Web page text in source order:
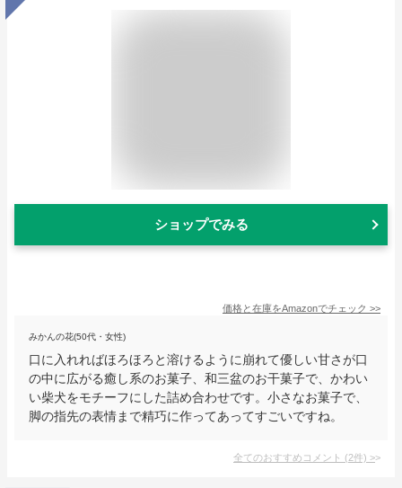
ショップでみる
価格と在庫をAmazonでチェック >>
みかんの花(50代・女性)
口に入れればほろほろと溶けるように崩れて優しい甘さが口
の中に広がる癒し系のお菓子、和三盆のお干菓子で、かわい
い柴犬をモチーフにした詰め合わせです。小さなお菓子で、
脚の指先の表情まで精巧に作ってあってすごいですね。
全てのおすすめコメント (2件) >